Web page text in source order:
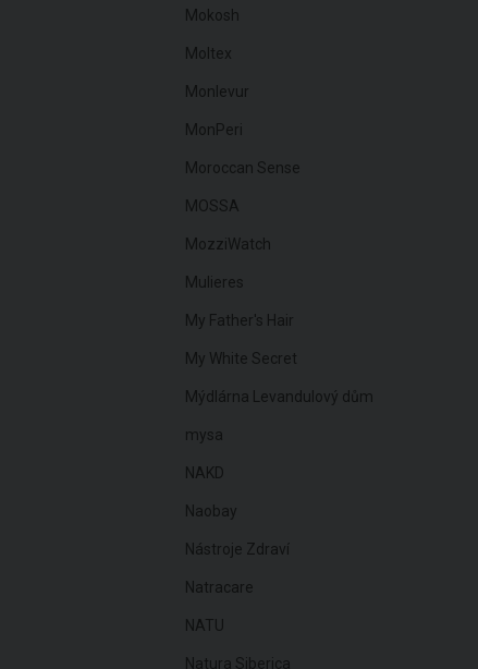
Mokosh
Moltex
Monlevur
MonPeri
Moroccan Sense
MOSSA
MozziWatch
Mulieres
My Father's Hair
My White Secret
Mýdlárna Levandulový dům
mysa
NAKD
Naobay
Nástroje Zdraví
Natracare
NATU
Natura Siberica